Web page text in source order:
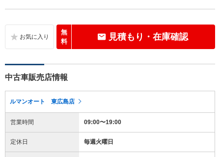
無
料
見積もり・在庫確認
中古車販売店情報
ルマンオート 東広島店
営業時間 09:00〜19:00
定休日 毎週火曜日